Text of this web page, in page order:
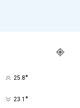
25.8°
23.1 °